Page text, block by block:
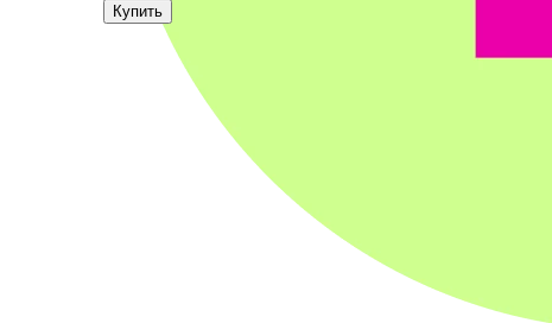
Купить